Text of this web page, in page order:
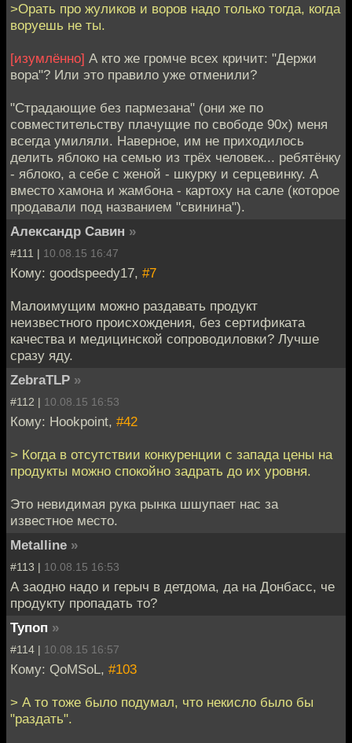
>Орать про жуликов и воров надо только тогда, когда
воруешь не ты.
[изумлённо] А кто же громче всех кричит: "Держи
вора"? Или это правило уже отменили?
"Страдающие без пармезана" (они же по
совместительству плачущие по свободе 90х) меня
всегда умиляли. Наверное, им не приходилось
делить яблоко на семью из трёх человек... ребятёнку
- яблоко, а себе с женой - шкурку и серцевинку. А
вместо хамона и жамбона - картоху на сале (которое
продавали под названием "свинина").
Александр Савин »
#111 | 10.08.15 16:47
Кому: goodspeedy17, #7
Малоимущим можно раздавать продукт
неизвестного происхождения, без сертификата
качества и медицинской сопроводиловки? Лучше
сразу яду.
ZebraTLP »
#112 | 10.08.15 16:53
Кому: Hookpoint, #42
> Когда в отсутствии конкуренции с запада цены на
продукты можно спокойно задрать до их уровня.
Это невидимая рука рынка шшупает нас за
известное место.
Metalline »
#113 | 10.08.15 16:53
А заодно надо и герыч в детдома, да на Донбасс, че
продукту пропадать то?
Тупоп »
#114 | 10.08.15 16:57
Кому: QoMSoL, #103
> А то тоже было подумал, что некисло было бы
"раздать".